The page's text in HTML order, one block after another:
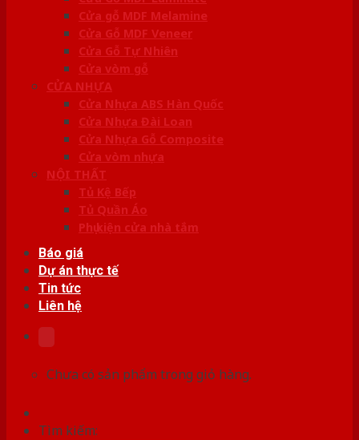
Cửa gỗ MDF Melamine
Cửa Gỗ MDF Veneer
Cửa Gỗ Tự Nhiên
Cửa vòm gỗ
CỬA NHỰA
Cửa Nhựa ABS Hàn Quốc
Cửa Nhựa Đài Loan
Cửa Nhựa Gỗ Composite
Cửa vòm nhựa
NỘI THẤT
Tủ Kệ Bếp
Tủ Quần Áo
Phụ kiện cửa nhà tắm
Báo giá
Dự án thực tế
Tin tức
Liên hệ
Chưa có sản phẩm trong giỏ hàng.
Tìm kiếm: